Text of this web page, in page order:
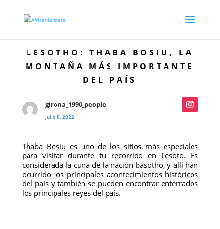
LESOTHO: THABA BOSIU, LA
MONTAÑA MÁS IMPORTANTE
DEL PAÍS
girona_1990_people
julio 8, 2022
Thaba Bosiu es uno de los sitios más especiales
para visitar durante tu recorrido en Lesoto. Es
considerada la cuna de la nación basotho, y allí han
ocurrido los principales acontecimientos históricos
del país y también se pueden encontrar enterrados
los principales reyes del país.